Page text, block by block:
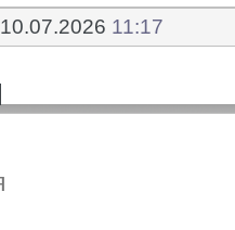
10.07.2026 11:17